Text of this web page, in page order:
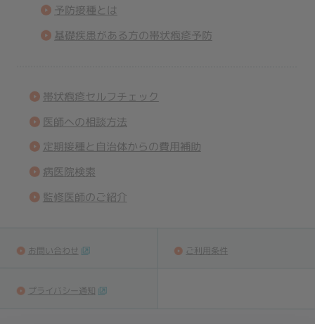
予防接種とは
基礎疾患がある方の帯状疱疹予防
帯状疱疹セルフチェック
医師への相談方法
定期接種と自治体からの費用補助
病医院検索
監修医師のご紹介
お問い合わせ ご利用条件
プライバシー通知